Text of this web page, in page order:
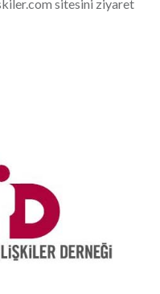
sitesini ziyaret